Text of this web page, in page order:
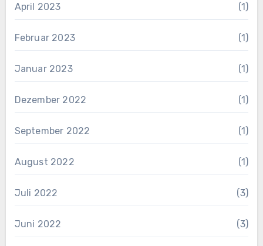
April 2023 (1)
Februar 2023 (1)
Januar 2023 (1)
Dezember 2022 (1)
September 2022 (1)
August 2022 (1)
Juli 2022 (3)
Juni 2022 (3)